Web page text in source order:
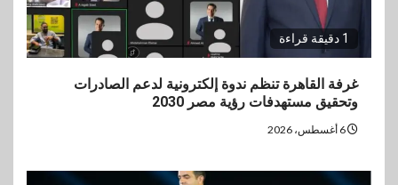
1 دقيقة قراءة
غرفة القاهرة تنظم ندوة إلكترونية لدعم الصادرات
وتحقيق مستهدفات رؤية مصر 2030